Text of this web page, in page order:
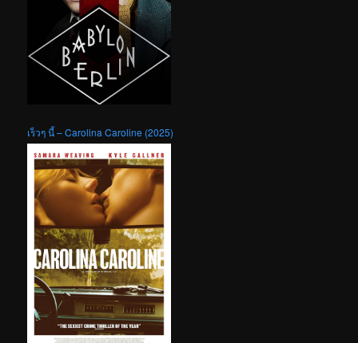
เร็วๆ นี้ – Carolina Caroline (2025)